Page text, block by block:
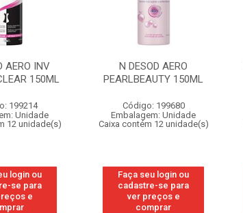
AERO INV
150ML
199214
Unidade
12 unidade(s)
login ou
se para
e
N DESOD AERO
PEARLBEAUTY 150ML
Código: 199680
Embalagem: Unidade
Caixa contém 12 unidade(s)
Faça seu login ou
cadastre-se para
ver preços e
comprar